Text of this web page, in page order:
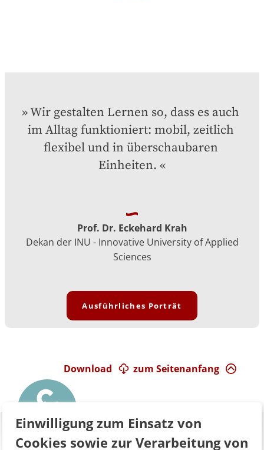
Wir gestalten Lernen so, dass es auch
im Alltag funktioniert: mobil, zeitlich
flexibel und in überschaubaren
Einheiten.
Prof. Dr. Eckehard Krah
Dekan der INU - Innovative University of Applied
Sciences
Ausführliches Porträt
zum Seitenanfang
Download
Einwilligung zum Einsatz von
Cookies sowie zur Verarbeitung von